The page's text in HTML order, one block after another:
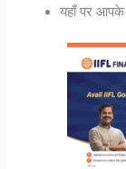
यहाँ पर आपके